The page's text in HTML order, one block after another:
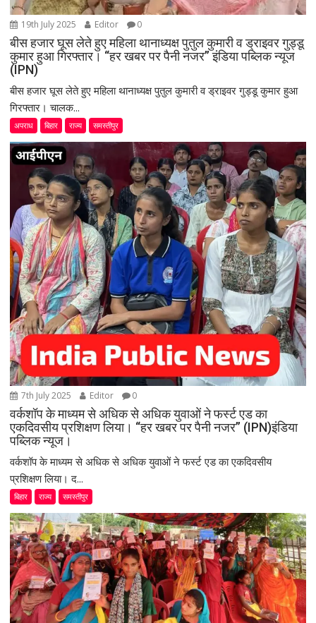
19th July 2025 Editor 0
बीस हजार घूस लेते हुए महिला थानाध्यक्ष पुतुल कुमारी व ड्राइवर गुड्डू
कुमार हुआ गिरफ्तार। “हर खबर पर पैनी नजर” इंडिया पब्लिक न्यूज
(IPN)
बीस हजार घूस लेते हुए महिला थानाध्यक्ष पुतुल कुमारी व ड्राइवर गुड्डू कुमार हुआ
गिरफ्तार। चालक...
अपराध बिहार राज्य समस्तीपुर
7th July 2025 Editor 0
वर्कशॉप के माध्यम से अधिक से अधिक युवाओं ने फर्स्ट एड का
एकदिवसीय प्रशिक्षण लिया। “हर खबर पर पैनी नजर” (IPN)इंडिया
पब्लिक न्यूज।
वर्कशॉप के माध्यम से अधिक से अधिक युवाओं ने फर्स्ट एड का एकदिवसीय
प्रशिक्षण लिया। द...
बिहार राज्य समस्तीपुर